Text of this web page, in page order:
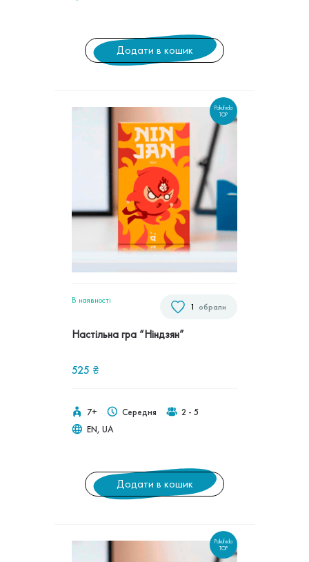
Додати в кошик
Pakufuda
TOP
обрали
1
В наявностi
Настільна гра “Ніндзян”
525 ₴
7+ Середня
2 - 5
EN, UA
Додати в кошик
Pakufuda
TOP